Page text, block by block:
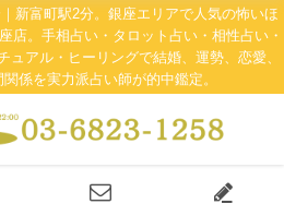
新富町駅2分。銀座エリアで人気の怖いほ
店。手相占い・タロット占い・相性占い・
ュアル・ヒーリングで結婚、運勢、恋愛、
係を実力派占い師が的中鑑定。